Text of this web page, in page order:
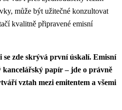
může být užitečné konzultovat
kvalitně připravené emisní
se zde skrývá první úskalí. Emisní
papír – jde o právně
vztah mezi emitentem a všemi